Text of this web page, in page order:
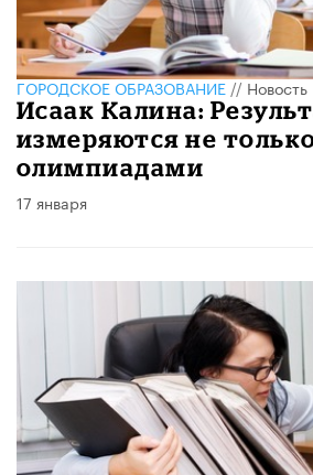
ГОРОДСКОЕ ОБРАЗОВАНИЕ//Новость
Исаак Калина:
измеряются не
олимпиадами
17 января